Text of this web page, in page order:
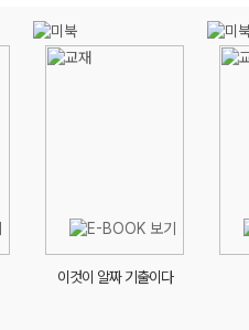
이것이 알짜 기출이다